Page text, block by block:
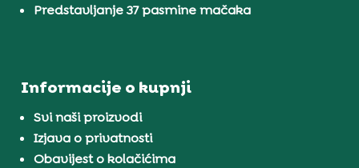
Predstavljanje 37 pasmine mačaka
Informacije o kupnji
Svi naši proizvodi
Izjava o privatnosti
Obavijest o kolačićima